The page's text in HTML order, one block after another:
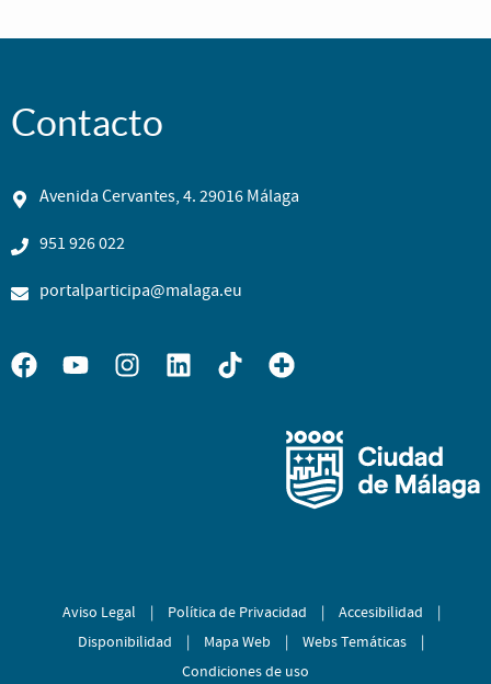
Contacto
Avenida Cervantes, 4. 29016 Málaga
951 926 022
portalparticipa@malaga.eu
Aviso Legal | Política de Privacidad | Accesibilidad
|
Disponibilidad
| Mapa Web | Webs Temáticas
|
Condiciones de uso